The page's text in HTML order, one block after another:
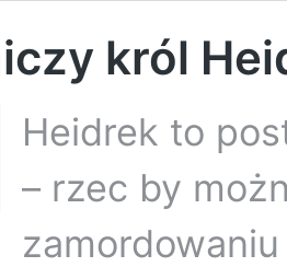
król
Heidrek to
– rzec by